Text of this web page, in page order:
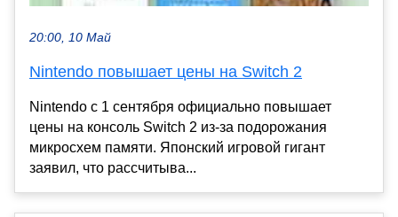
20:00, 10 Май
Nintendo повышает цены на Switch 2
Nintendo с 1 сентября официально повышает
цены на консоль Switch 2 из-за подорожания
микросхем памяти. Японский игровой гигант
заявил, что рассчитыва...